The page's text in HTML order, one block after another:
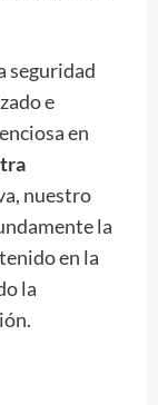
seguridad
e
en
nuestro
la
en la
la